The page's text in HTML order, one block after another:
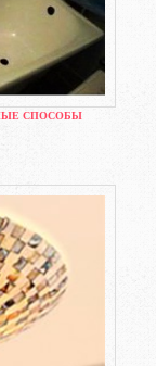
СПОСОБЫ